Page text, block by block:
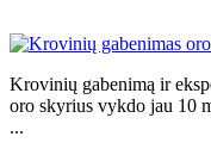
Krovinių gabenimą ir
oro skyrius vykdo jau 10
...